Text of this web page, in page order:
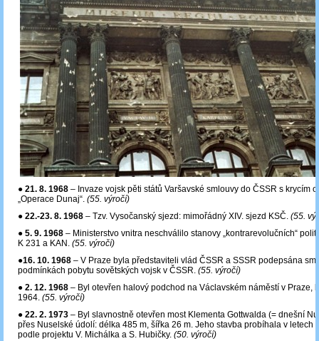
● 21. 8. 1968 – Invaze vojsk pěti států Varšavské smlouvy do ČSSR s krycím
„Operace Dunaj“. (55. výročí)
● 22.-23. 8. 1968 – Tzv. Vysočanský sjezd: mimořádný XIV. sjezd KSČ. (55.
● 5. 9. 1968 – Ministerstvo vnitra neschválilo stanovy „kontrarevolučních“
K 231 a KAN. (55. výročí)
●16. 10. 1968 – V Praze byla představiteli vlád ČSSR a SSSR podepsána
podmínkách pobytu sovětských vojsk v ČSSR. (55. výročí)
● 2. 12. 1968 – Byl otevřen halový podchod na Václavském náměstí v Praze,
1964. (55. výročí)
● 22. 2. 1973 – Byl slavnostně otevřen most Klementa Gottwalda (= dnešní
přes Nuselské údolí: délka 485 m, šířka 26 m. Jeho stavba probíhala v letech
podle projektu V. Michálka a S. Hubičky. (50. výročí)